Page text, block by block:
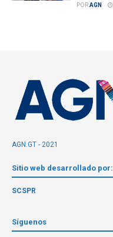
PORAGN
AGN.GT - 2021
Sitio web desarrollado por:
SCSPR
Síguenos